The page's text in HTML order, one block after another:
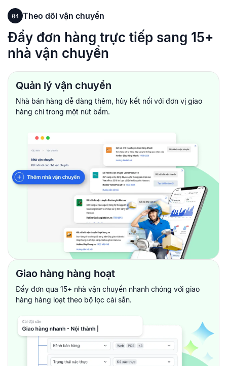
04 Theo dõi vận chuyển
Đẩy đơn hàng trực tiếp sang 15+
nhà vận chuyển
Quản lý vận chuyển
Nhà bán hàng dễ dàng thêm, hủy kết nối với đơn vị giao
hàng chỉ trong một nút bấm.
Giao hàng hàng hoạt
Đẩy đơn qua 15+ nhà vận chuyển nhanh chóng với giao
hàng hàng loạt theo bộ lọc cài sẵn.